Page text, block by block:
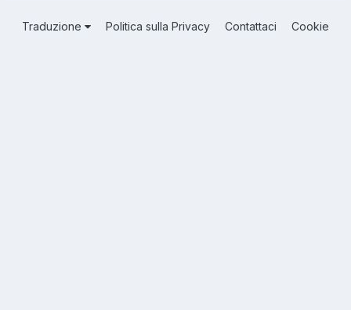
Traduzione Politica sulla Privacy Contattaci Cookie